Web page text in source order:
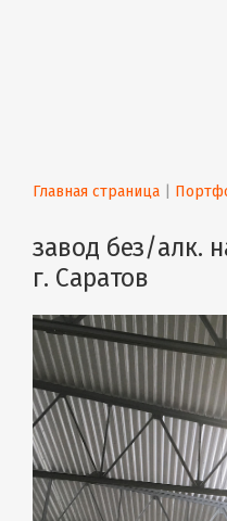
Главная страница
завод без/алк.
г. Саратов